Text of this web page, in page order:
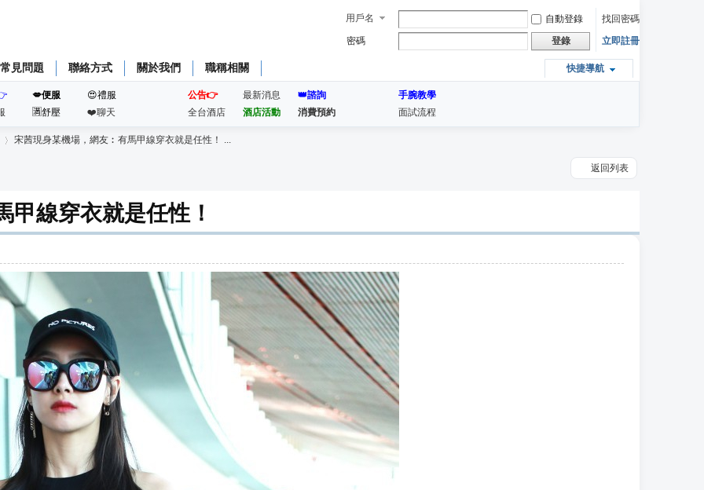
用戶名 自動登錄
找回密碼
密碼
登錄 立即註冊
快捷導航
常見問題 聯絡方式 關於我們 職稱相關
💋便服
😍禮服
🈵️舒壓 ❤️聊天
公告👉 最新消息
👑諮詢
全台酒店
酒店活動 消費預約
手腕教學
面試流程
宋茜現身某機場，網友︰有馬甲線穿衣就是任性！ ...
返回列表
甲線穿衣就是任性！